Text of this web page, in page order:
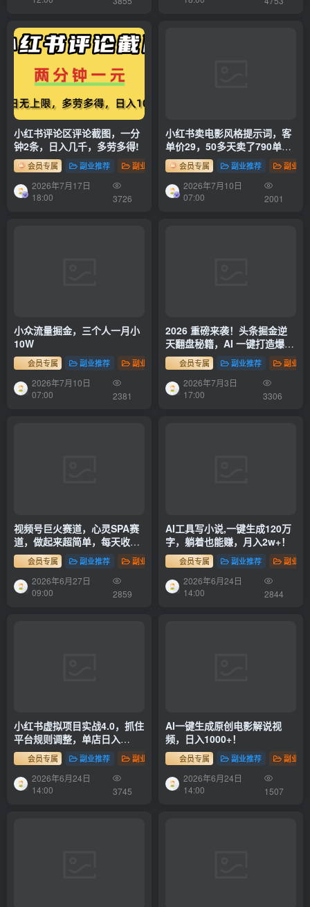
小红书评论区评论截图，一分
钟2条，日入几千，多劳多得!
会员专属 副业推荐 副业项目
2026年7月17日
18:00
3726
小红书卖电影风格提示词，客
单价29，50多天卖了790单，
小白直接抄作业！
会员专属 副业推荐 副业项
2026年7月10日
07:00
2001
小众流量掘金，三个人一月小
10W
会员专属 副业推荐 副业项目
2026年7月10日
07:00
2381
2026 重磅来袭！头条掘金逆
天翻盘秘籍，AI 一键打造爆款
内容，只需简单复制粘贴，日
入 1000 + 轻松实现！
会员专属 副业推荐 副业项
2026年7月3日
17:00
3306
视频号巨火赛道，心灵SPA赛
道，做起来超简单，每天收益
800+！
会员专属 副业推荐 副业项目
2026年6月27日
09:00
2859
AI工具写小说,一键生成120万
字，躺着也能赚，月入2w+！
会员专属 副业推荐 副业项
2026年6月24日
14:00
2844
小红书虚拟项目实战4.0，抓住
平台规则调整，单店日入
500+！
会员专属 副业推荐 副业项目
2026年6月24日
14:00
3745
AI一键生成原创电影解说视
频，日入1000+！
会员专属 副业推荐 副业项
2026年6月24日
14:00
1507